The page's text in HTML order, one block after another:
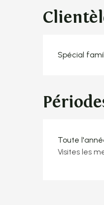
Spécial
Toute
Visites les